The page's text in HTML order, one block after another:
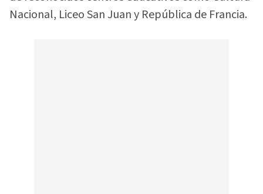
Nacional, Liceo San Juan y República de Francia.